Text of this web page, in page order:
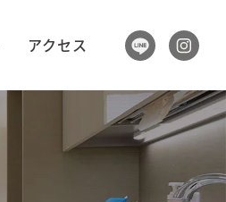
アクセス